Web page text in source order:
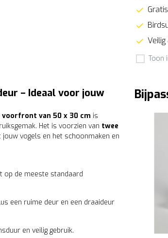
Toon
– Ideaal voor jouw
voorfront van 50 x 30 cm is
Het is voorzien van twee
vogels en het schoonmaken en
op de meeste standaard
een ruime deur en een draaideur
en veilig gebruik.